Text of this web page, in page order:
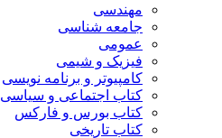
مهندسی
جامعه شناسی
عمومی
فیزیک و شیمی
کامپیوتر و برنامه نویسی
کتاب اجتماعی و سیاسی
کتاب بورس و فارکس
کتاب تاریخی